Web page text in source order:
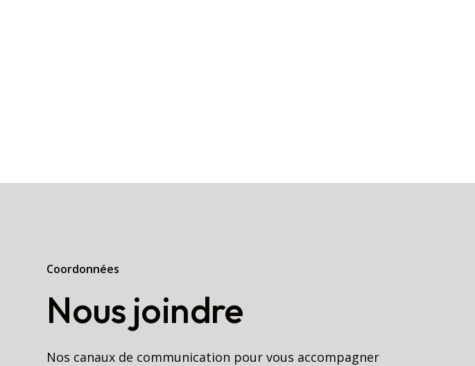
Coordonnées
Nous joindre
Nos canaux de communication pour vous accompagner